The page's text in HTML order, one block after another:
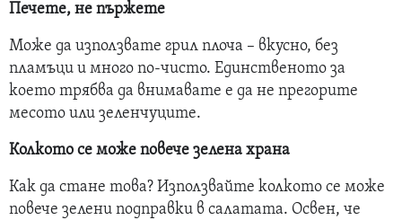
Печете, не пържете
Може да използвате грил плоча – вкусно, без
пламъци и много по-чисто. Единственото за
което трябва да внимавате е да не прегорите
месото или зеленчуците.
Колкото се може повече зелена храна
Как да стане това? Използвайте колкото се може
повече зелени подправки в салатата. Освен, че